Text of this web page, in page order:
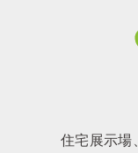
住宅展示場